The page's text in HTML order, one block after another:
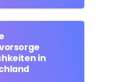
in